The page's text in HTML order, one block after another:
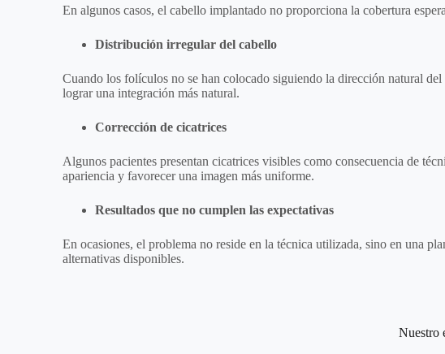
En algunos casos, el cabello implantado no proporciona la cobertura
Distribución irregular del cabello
Cuando los folículos no se han colocado siguiendo la dirección natural
lograr una integración más natural.
Corrección de cicatrices
Algunos pacientes presentan cicatrices visibles como consecuencia de
apariencia y favorecer una imagen más uniforme.
Resultados que no cumplen las expectativas
En ocasiones, el problema no reside en la técnica utilizada, sino en una
alternativas disponibles.
Nuestro